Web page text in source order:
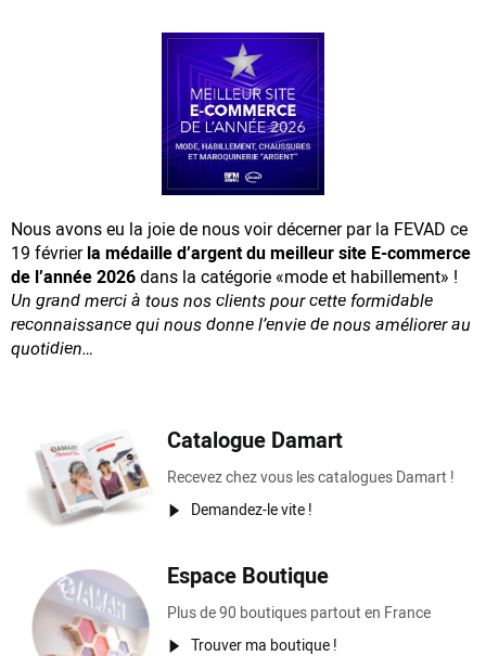
Nous avons eu la joie de nous voir décerner par la FEVAD ce
19 févrierla médaille d’argent du meilleur site E-commerce
de l’année 2026dans la catégorie «mode et habillement» !
Un grand merci à tous nos clients pour cette formidable
reconnaissancequi nous donne l’envie de nous améliorer au
quotidien…
Catalogue Damart
Recevez chez vous les catalogues Damart !
Demandez-le vite !
Espace Boutique
Plus de 90 boutiques partout en France
Trouver ma boutique !